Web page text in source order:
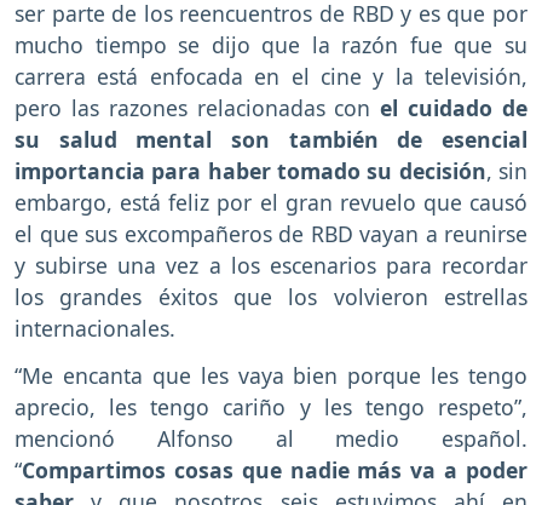
ser parte de los reencuentros de RBD y es que por
mucho tiempo se dijo que la razón fue que su
carrera está enfocada en el cine y la televisión,
pero las razones relacionadas conel cuidado de
su salud mental son también de esencial
importancia para haber tomado su decisión, sin
embargo, está feliz por el gran revuelo que causó
el que sus excompañeros de RBD vayan a reunirse
y subirse una vez a los escenarios para recordar
los grandes éxitos que los volvieron estrellas
internacionales.
“Me encanta que les vaya bien porque les tengo
aprecio, les tengo cariño y les tengo respeto”,
mencionó Alfonso al medio español.
“Compartimos cosas que nadie más va a poder